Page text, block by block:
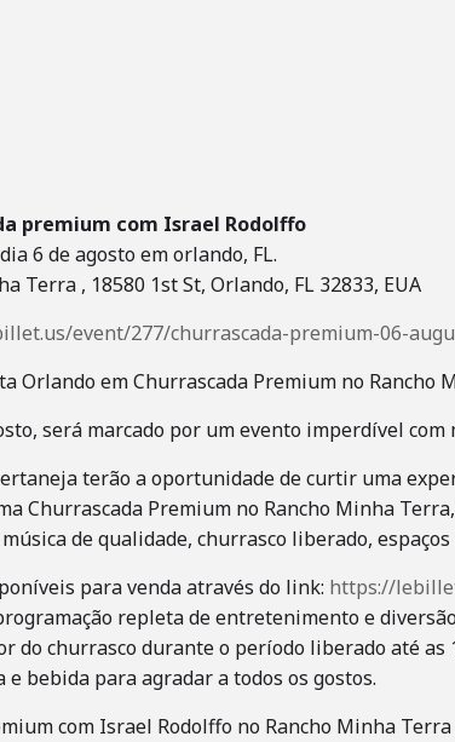
premium com Israel Rodolffo
6 de agosto em orlando, FL.
Terra , 18580 1st St, Orlando, FL 32833, EUA
event/277/churrascada-premium-06-
Orlando em Churrascada Premium no Rancho
será marcado por um evento imperdível
terão a oportunidade de curtir uma
Churrascada Premium no Rancho Minha
de qualidade, churrasco liberado,
para venda através do link: https://
repleta de entretenimento e
do churrasco durante o período liberado até
e bebida para agradar a todos os gostos.
com Israel Rodolffo no Rancho Minha